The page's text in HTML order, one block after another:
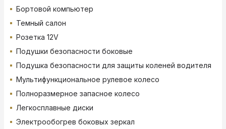
Бортовой компьютер
Темный салон
Розетка 12V
Подушки безопасности боковые
Подушка безопасности для защиты коленей водителя
Мультифункциональное рулевое колесо
Полноразмерное запасное колесо
Легкосплавные диски
Электрообогрев боковых зеркал